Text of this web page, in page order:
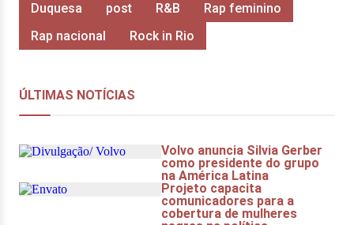
Duquesa post R&B
Rap feminino
Rap nacional
Rock in Rio